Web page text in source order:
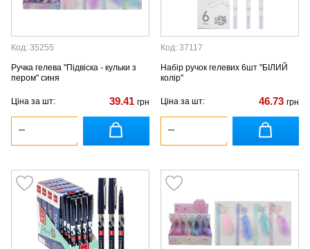
Код: 35255
Ручка гелева "Підвіска - кульки з
пером" синя
Ціна за шт: 39.41 грн
Код: 37117
Набір ручок гелевих 6шт "БІЛИЙ
колір"
Ціна за шт: 46.73 грн